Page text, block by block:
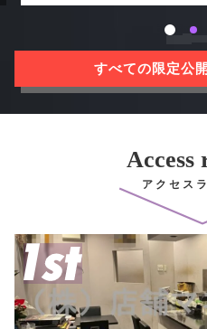
すべての限定公
Access
アクセス